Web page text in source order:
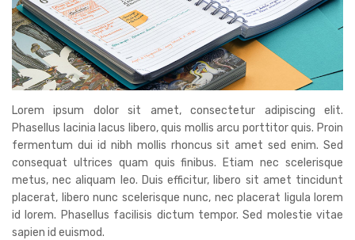
Lorem ipsum dolor sit amet, consectetur adipiscing elit.
Phasellus lacinia lacus libero, quis mollis arcu porttitor quis. Proin
fermentum dui id nibh mollis rhoncus sit amet sed enim. Sed
consequat ultrices quam quis finibus. Etiam nec scelerisque
metus, nec aliquam leo. Duis efficitur, libero sit amet tincidunt
placerat, libero nunc scelerisque nunc, nec placerat ligula lorem
id lorem. Phasellus facilisis dictum tempor. Sed molestie vitae
sapien id euismod.